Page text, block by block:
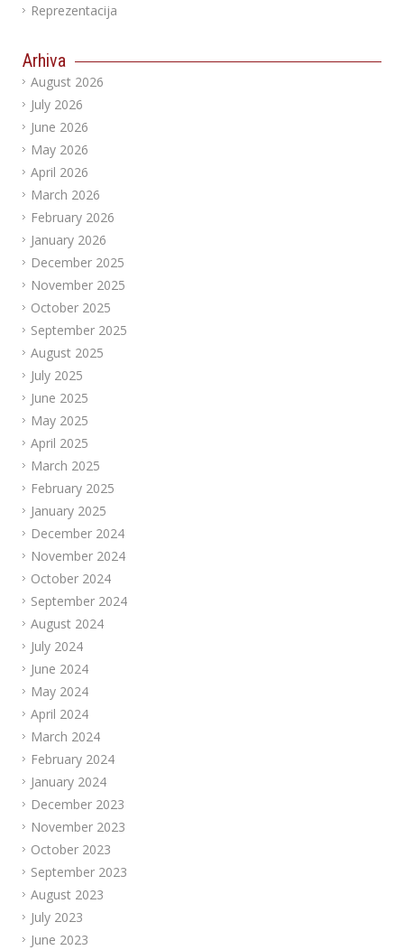
Reprezentacija
Arhiva
August 2026
July 2026
June 2026
May 2026
April 2026
March 2026
February 2026
January 2026
December 2025
November 2025
October 2025
September 2025
August 2025
July 2025
June 2025
May 2025
April 2025
March 2025
February 2025
January 2025
December 2024
November 2024
October 2024
September 2024
August 2024
July 2024
June 2024
May 2024
April 2024
March 2024
February 2024
January 2024
December 2023
November 2023
October 2023
September 2023
August 2023
July 2023
June 2023